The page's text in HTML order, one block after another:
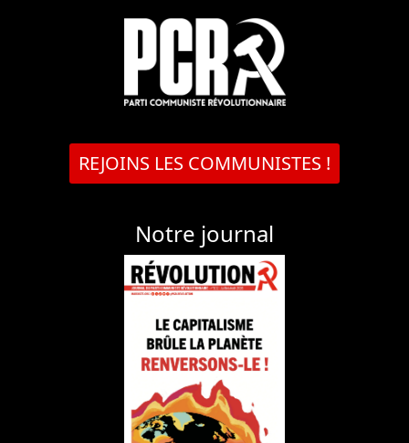
REJOINS LES COMMUNISTES !
Notre journal